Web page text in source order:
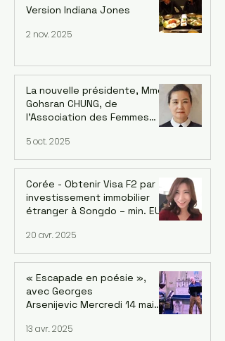
Version Indiana Jones
2 nov. 2025
La nouvelle présidente, Mme
Gohsran CHUNG, de
l’Association des Femmes
Coréennes en France (AFCF-
Kowin France) inaugure un
forum sur le leadership
féminin et la Symphonie le 18
octobre à Saint-Mandé
5 oct. 2025
Corée - Obtenir Visa F2 par
investissement immobilier
étranger à Songdo – min. EUR
marché
20 avr. 2025
« Escapade en poésie »,
avec Georges
Arsenijevic Mercredi 14 mai
Georges Arsenijevic
13 avr. 2025